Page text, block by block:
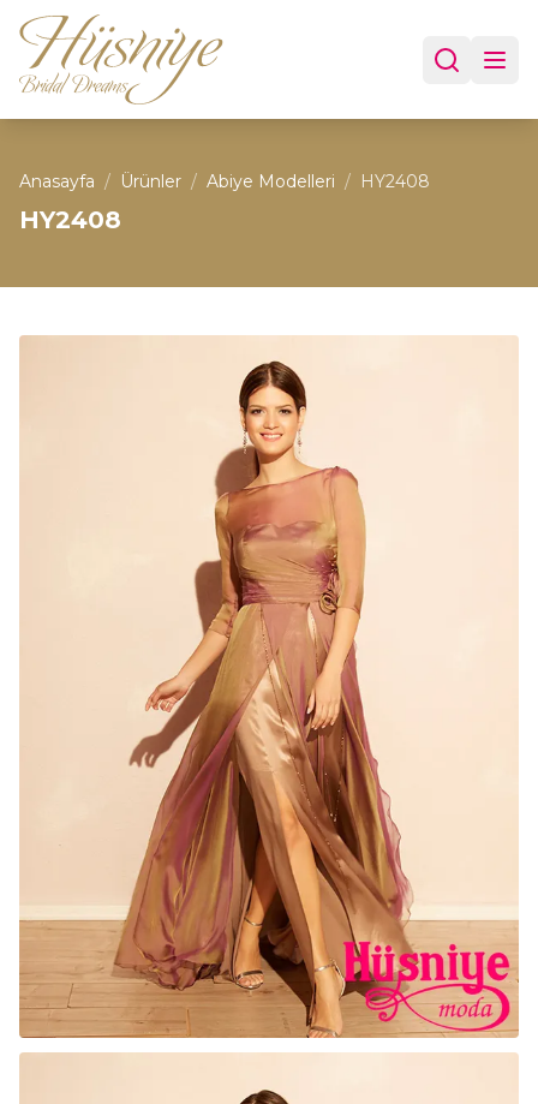
Anasayfa / Ürünler / Abiye Modelleri / HY2408
HY2408